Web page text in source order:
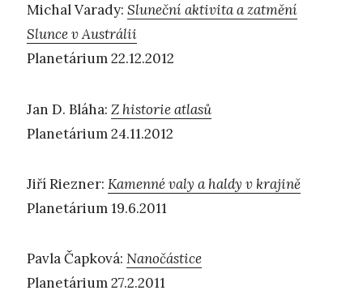
Michal Varady: Sluneční aktivita a zatmění
Slunce v Austrálii
Planetárium 22.12.2012
Jan D. Bláha: Z historie atlasů
Planetárium 24.11.2012
Jiří Riezner: Kamenné valy a haldy v krajině
Planetárium 19.6.2011
Pavla Čapková: Nanočástice
Planetárium 27.2.2011